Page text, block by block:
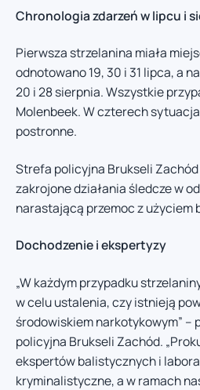
Chronologia zdarzeń w lipcu i
Pierwsza strzelanina miała
odnotowano 19, 30 i 31 lipca, a
20 i 28 sierpnia. Wszystkie
Molenbeek. W czterech
postronne.
Strefa policyjna Brukseli Zachód
zakrojone działania śledcze w
narastającą przemoc z użyciem
Dochodzenie i ekspertyzy
„W każdym przypadku
w celu ustalenia, czy istnieją
środowiskiem narkotykowym” –
policyjna Brukseli Zachód.
ekspertów balistycznych i
kryminalistyczne, a w ramach